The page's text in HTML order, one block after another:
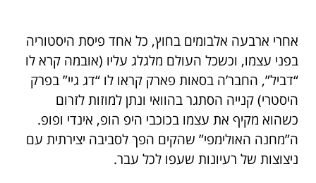
אחרי ארבעה אלבומים בחוץ, כל אחד פיסת היסטוריה
בפני עצמו, וכשכל העולם מלגלג עליו (אובמה קרא לו
“דביל”, החבר’ה בסאות פארק קראו לו “דג גיי” בפרק
היסטרי) קנייה הסתגר בהוואי ונתן למוזות לזרום
כשהוא מקיף את עצמו בכוכבי היפ הופ, אינדי ופופ.
ה”מחנה האולימפי” שהקים הפך לסביבה יצירתית עם
ניצוצות של רעיונות שעפו לכל עבר.